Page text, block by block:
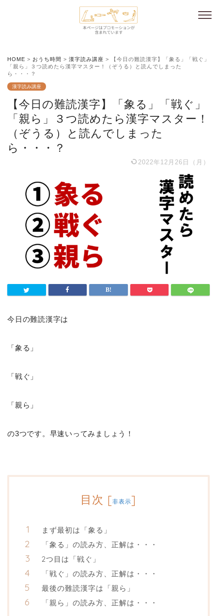
HOME > おうち時間 > 漢字読み講座 >
【今日の難読漢字】「象る」「戦ぐ」
「親ら」３つ読めたら漢字マスター！（ぞうる）と読んでしまった
ら・・・？
漢字読み講座
【今日の難読漢字】「象る」「戦ぐ」
「親ら」３つ読めたら漢字マスター！
（ぞうる）と読んでしまった
ら・・・？
2022年12月26日（月）
今日の難読漢字は
「象る」
「戦ぐ」
「親ら」
の3つです。早速いってみましょう！
目次 [非表示]
まず最初は「象る」
「象る」の読み方、正解は・・・
2つ目は「戦ぐ」
「戦ぐ」の読み方、正解は・・・
最後の難読漢字は「親ら」
「親ら」の読み方、正解は・・・